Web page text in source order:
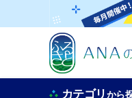
カテゴリから